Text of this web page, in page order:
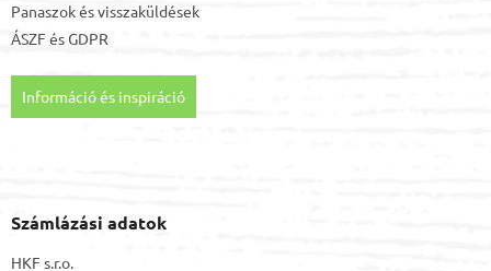
Panaszok és visszaküldések
ÁSZF ésGDPR
Információ és inspiráció
Számlázási adatok
HKF s.r.o.